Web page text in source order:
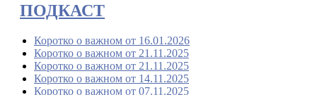
ПОДКАСТ
Коротко о важном от 16.01.2026
Коротко о важном от 21.11.2025
Коротко о важном от 21.11.2025
Коротко о важном от 14.11.2025
Коротко о важном от 07.11.2025